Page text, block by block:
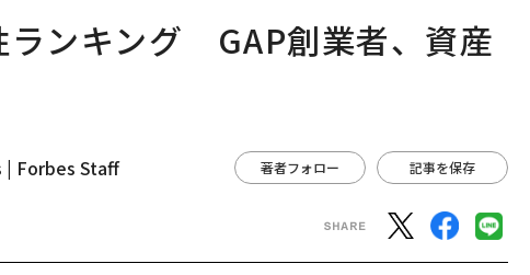
ランキング GAP創業者、資産
| Forbes Staff 著者フォロー 記事を保存